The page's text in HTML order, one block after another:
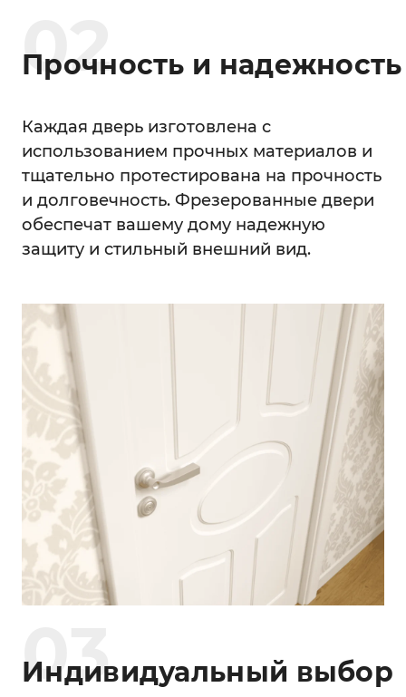
Прочность и надежность
02
Каждая дверь изготовлена с
использованием прочных материалов и
тщательно протестирована на прочность
и долговечность. Фрезерованные двери
обеспечат вашему дому надежную
защиту и стильный внешний вид.
Индивидуальный выбор
03